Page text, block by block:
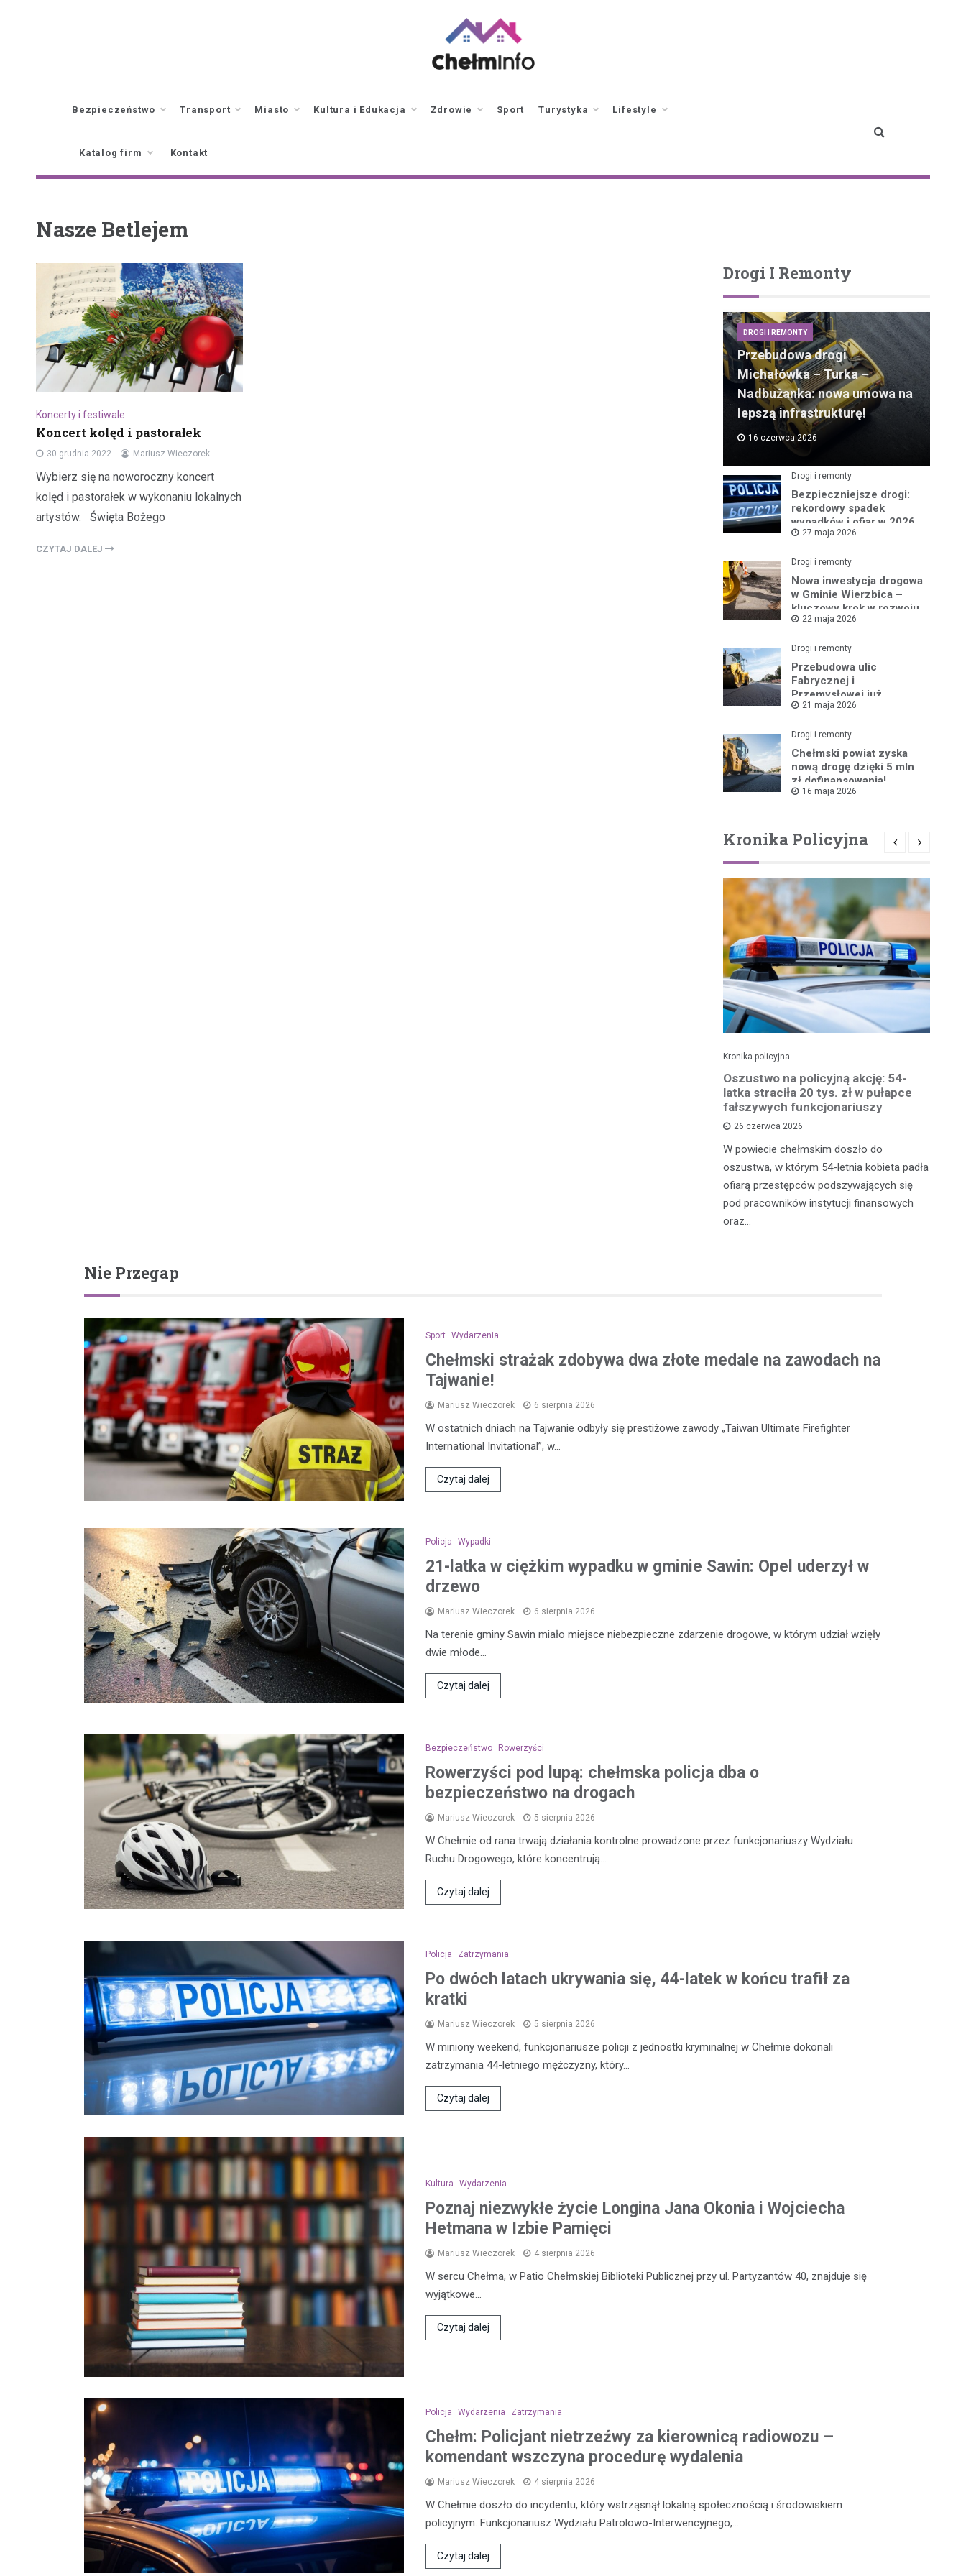
Bezpieczeństwo Transport Miasto Kultura i Edukacja Zdrowie Sport Turystyka Lifestyle
Katalog firm Kontakt
Nasze Betlejem
Koncerty i festiwale
Koncert kolęd i pastorałek
30 grudnia 2022 Mariusz Wieczorek
Wybierz się na noworoczny koncert
kolęd i pastorałek w wykonaniu lokalnych
artystów. Święta Bożego
CZYTAJ DALEJ
Drogi I Remonty
DROGI I REMONTY
Przebudowa drogi
Michałówka – Turka –
Nadbużanka: nowa umowa na
lepszą infrastrukturę!
16 czerwca 2026
Drogi i remonty
Bezpieczniejsze drogi:
rekordowy spadek
wypadków i ofiar w 2026
roku27 maja 2026
Drogi i remonty
Nowa inwestycja drogowa
w Gminie Wierzbica –
kluczowy krok w rozwoju
regionu
22 maja 2026
Drogi i remonty
Przebudowa ulic
Fabrycznej i
Przemysłowej już
ruszyła!
21 maja 2026
Drogi i remonty
Chełmski powiat zyska
nową drogę dzięki 5 mln
zł dofinansowania!
16 maja 2026
Kronika Policyjna
Kronika policyjna
Oszustwo na policyjną akcję: 54-
latka straciła 20 tys. zł w pułapce
fałszywych funkcjonariuszy
26 czerwca 2026
W powiecie chełmskim doszło do
oszustwa, w którym 54-letnia kobieta padła
ofiarą przestępców podszywających się
pod pracowników instytucji finansowych
oraz…
Nie Przegap
Sport Wydarzenia
Chełmski strażak zdobywa dwa złote medale na zawodach na
Tajwanie!
Mariusz Wieczorek 6 sierpnia 2026
W ostatnich dniach na Tajwanie odbyły się prestiżowe zawody „Taiwan Ultimate Firefighter
International Invitational”, w…
Czytaj dalej
Policja Wypadki
21-latka w ciężkim wypadku w gminie Sawin: Opel uderzył w
drzewo
Mariusz Wieczorek 6 sierpnia 2026
Na terenie gminy Sawin miało miejsce niebezpieczne zdarzenie drogowe, w którym udział wzięły
dwie młode…
Czytaj dalej
Bezpieczeństwo Rowerzyści
Rowerzyści pod lupą: chełmska policja dba o
bezpieczeństwo na drogach
Mariusz Wieczorek 5 sierpnia 2026
W Chełmie od rana trwają działania kontrolne prowadzone przez funkcjonariuszy Wydziału
Ruchu Drogowego, które koncentrują…
Czytaj dalej
Policja Zatrzymania
Po dwóch latach ukrywania się, 44-latek w końcu trafił za
kratki
Mariusz Wieczorek 5 sierpnia 2026
W miniony weekend, funkcjonariusze policji z jednostki kryminalnej w Chełmie dokonali
zatrzymania 44-letniego mężczyzny, który…
Czytaj dalej
Kultura Wydarzenia
Poznaj niezwykłe życie Longina Jana Okonia i Wojciecha
Hetmana w Izbie Pamięci
Mariusz Wieczorek 4 sierpnia 2026
W sercu Chełma, w Patio Chełmskiej Biblioteki Publicznej przy ul. Partyzantów 40, znajduje się
wyjątkowe…
Czytaj dalej
Policja Wydarzenia Zatrzymania
Chełm: Policjant nietrzeźwy za kierownicą radiowozu –
komendant wszczyna procedurę wydalenia
Mariusz Wieczorek 4 sierpnia 2026
W Chełmie doszło do incydentu, który wstrząsnął lokalną społecznością i środowiskiem
policyjnym. Funkcjonariusz Wydziału Patrolowo-Interwencyjnego,…
Czytaj dalej